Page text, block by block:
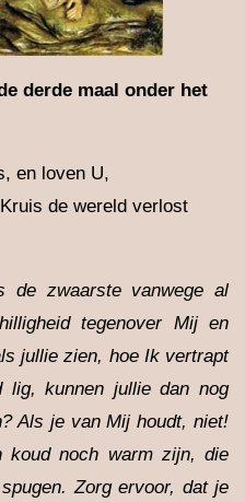
derde maal onder het
en loven U,
de wereld verlost
de zwaarste vanwege al
tegenover Mij en
jullie zien, hoe Ik vertrapt
kunnen jullie dan nog
Als je van Mij houdt, niet!
koud noch warm zijn, die
Zorg ervoor, dat je